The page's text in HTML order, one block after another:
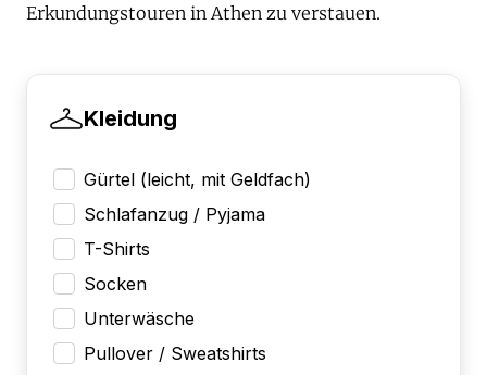
Erkundungstouren in Athen zu verstauen.
Kleidung
Gürtel (leicht, mit Geldfach)
Schlafanzug / Pyjama
T-Shirts
Socken
Unterwäsche
Pullover / Sweatshirts